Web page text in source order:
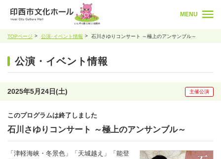
MENU
TOPページ 公演･イベント情報 石川さゆりコンサート ～極上のアンサンブル～
公演・イベント情報
2025年5月24日(土) 主催公演
このプログラムは終了しました
石川さゆりコンサート ～極上のアンサンブル～
「津軽海峡・冬景色」「天城越え」「能登